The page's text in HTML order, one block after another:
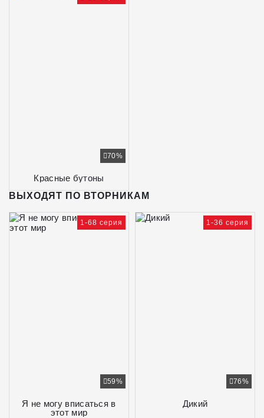
Красные бутоны
70%
ВЫХОДЯТ ПО ВТОРНИКАМ
Я не могу вписаться в
этот мир
59%
1-68 серия
Дикий
76%
1-36 серия